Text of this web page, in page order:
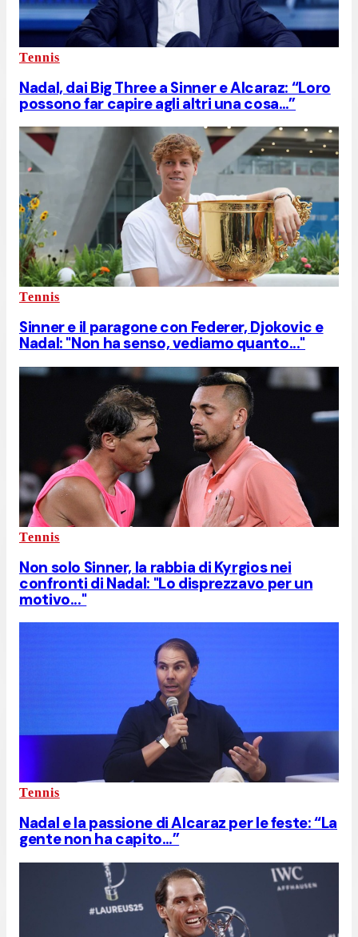
Tennis
Nadal, dai Big Three a Sinner e Alcaraz: “Loro
possono far capire agli altri una cosa…”
Tennis
Sinner e il paragone con Federer, Djokovic e
Nadal: "Non ha senso, vediamo quanto..."
Tennis
Non solo Sinner, la rabbia di Kyrgios nei
confronti di Nadal: "Lo disprezzavo per un
motivo..."
Tennis
Nadal e la passione di Alcaraz per le feste: “La
gente non ha capito…”